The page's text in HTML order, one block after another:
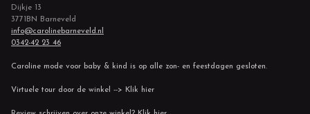
Dijkje 13
3771BN Barneveld
info@carolinebarneveld.nl
0342-42 23 46
Caroline mode voor baby & kind is op alle zon- en feestdagen gesloten.
Virtuele tour door de winkel --> Klik hier